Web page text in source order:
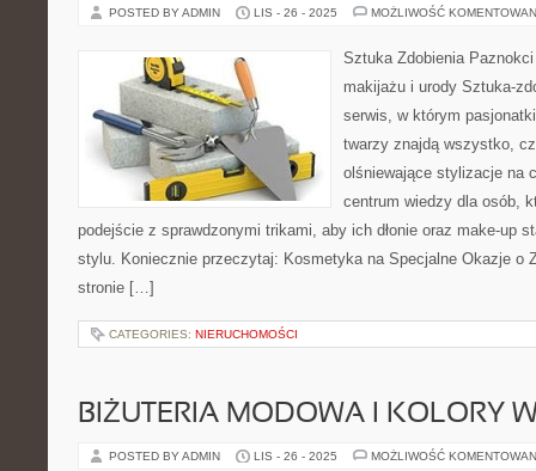
POSTED BY ADMIN LIS - 26 - 2025 MOŻLIWOŚĆ
Sztuka Zdobienia
makijażu i urody Sztuka-
serwis, w którym
twarzy znajdą wszystko,
olśniewające stylizacje na
centrum wiedzy dla osób,
podejście z sprawdzonymi trikami, aby ich dłonie oraz make-up
stylu. Koniecznie przeczytaj: Kosmetyka na Specjalne Okazje o
stronie […]
CATEGORIES: NIERUCHOMOŚCI
BIŻUTERIA MODOWA I KOLORY
POSTED BY ADMIN LIS - 26 - 2025 MOŻLIWOŚĆ